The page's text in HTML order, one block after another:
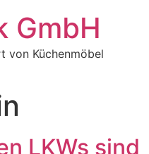
GmbH
von Küchenmöbel
LKWs sind